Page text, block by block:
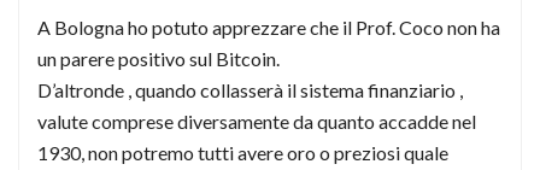
A Bologna ho potuto apprezzare che il Prof. Coco non ha
un parere positivo sul Bitcoin.
D’altronde , quando collasserà il sistema finanziario ,
valute comprese diversamente da quanto accadde nel
1930, non potremo tutti avere oro o preziosi quale